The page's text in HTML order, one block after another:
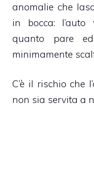
anomalie che
in bocca: l’auto
quanto pare
minimamente
C’è il rischio che
non sia servita a